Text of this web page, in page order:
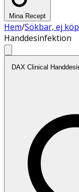
Mina Recept
Hem/Sökbar, ej
Handdesinfektion
DAX Clinical